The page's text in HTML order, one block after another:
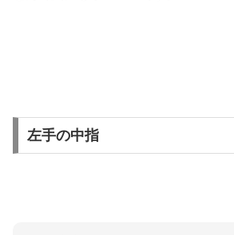
左手の中指